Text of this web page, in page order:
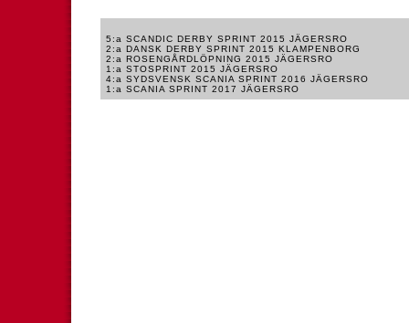
5:a SCANDIC DERBY SPRINT 2015 JÄGERSRO
2:a DANSK DERBY SPRINT 2015 KLAMPENBORG
2:a ROSENGÅRDLÖPNING 2015 JÄGERSRO
1:a STOSPRINT 2015 JÄGERSRO
4:a SYDSVENSK SCANIA SPRINT 2016 JÄGERSRO
1:a SCANIA SPRINT 2017 JÄGERSRO